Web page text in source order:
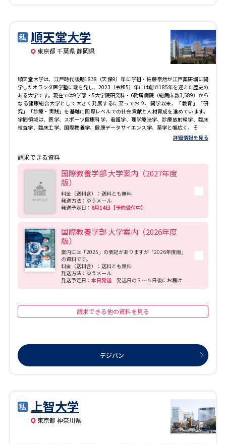
順天堂大学
東京都 千葉県 静岡県
順天堂大学は、江戸時代後期1838（天保9）年に学祖・佐藤泰然が江戸薬研堀に開
学したオランダ医学塾に端を発し、2023（令和5）年には創立185年を迎えた歴史の
ある大学です。現在では9学部・5大学院研究科・6附属病院（総病床数3,589）から
なる健康総合大学として大きく発展するに至っており、開学以来、「教育」「研
究」「診療・実践」を基軸に国際レベルでの社会貢献と人材育成を進めています。
学問領域は、医学、スポーツ健康科学、看護学、理学療法学、診療放射線学、臨床
検査学、臨床工学、国際教養学、健康データサイエンス学、薬学と幅広く、それぞ
れの領域の理論と実践を学ぶことにより、高度な専門知識とスキルを身につけた人
康と医療の未来を支えていきます。
詳細情報を見る
請求できる資料
国際教養学部 大学案内（2027年度
版）
料金（送料含）：送料とも無料
発送方法：ゆうメール
発送予定日： 8月14日【予約受付中】
国際教養学部 大学案内（2026年度
版）
案内には「2025」の表記がありますが「2026年度版」
の資料です。
料金（送料含）：送料とも無料
発送方法：ゆうメール
発送予定日： 本日発送 発送日の３～５日後にお届け
請求できる他の資料を見る
デジパン
上智大学
東京都 神奈川県